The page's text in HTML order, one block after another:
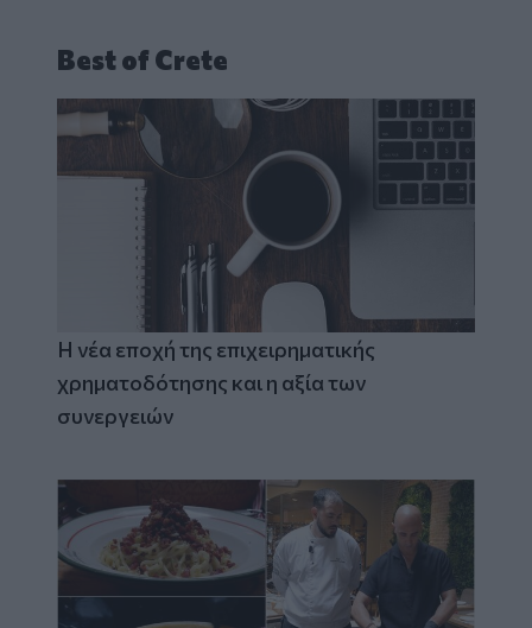
Best of Crete
Η νέα εποχή της επιχειρηματικής
χρηματοδότησης και η αξία των
συνεργειών